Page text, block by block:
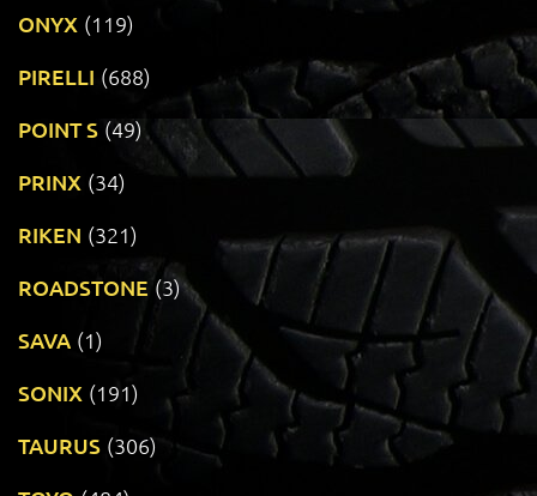
ONYX (119)
PIRELLI (688)
POINT S (49)
PRINX (34)
RIKEN (321)
ROADSTONE (3)
SAVA (1)
SONIX (191)
TAURUS (306)